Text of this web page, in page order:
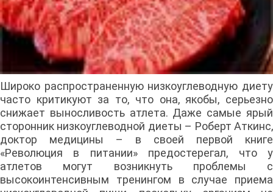
Широко распространенную низкоуглеводную диету
часто критикуют за то, что она, якобы, серьезно
снижает выносливость атлета. Даже самые ярый
сторонник низкоуглеводной диеты – Роберт Аткинс,
доктор медицины – в своей первой книге
«Революция в питании» предостерегал, что у
атлетов могут возникнуть проблемы с
высокоинтенсивным тренингом в случае приема